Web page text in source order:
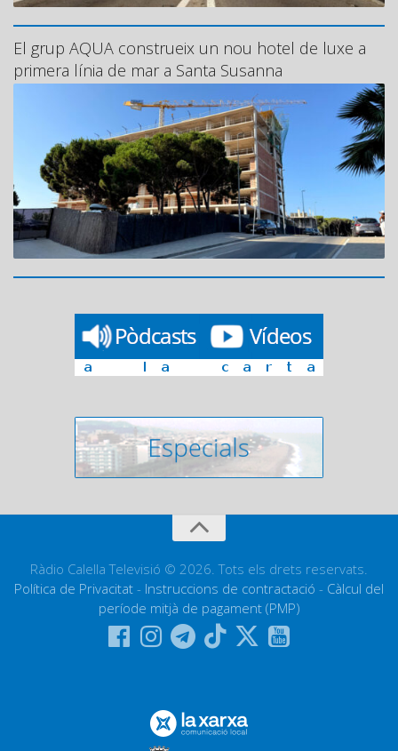
El grup AQUA construeix un nou hotel de luxe a
primera línia de mar a Santa Susanna
Ràdio Calella Televisió © 2026. Tots els drets reservats.
Política de Privacitat - Instruccions de contractació - Càlcul del
període mitjà de pagament (PMP)